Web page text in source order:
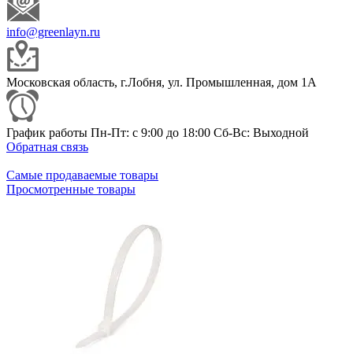
info@greenlayn.ru
Московская область, г.Лобня, ул. Промышленная, дом 1А
График работы Пн-Пт: с 9:00 до 18:00 Сб-Вс: Выходной
Обратная связь
Самые продаваемые товары
Просмотренные товары